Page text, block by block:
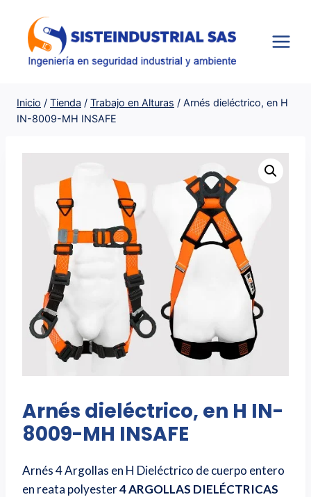
contenido
Inicio / Tienda / Trabajo en Alturas / Arnés dieléctrico, en H
IN-8009-MH INSAFE
Arnés dieléctrico, en H IN-
8009-MH INSAFE
Arnés 4 Argollas en H Dieléctrico de cuerpo entero
en reata polyester4 ARGOLLAS DIELÉCTRICAS